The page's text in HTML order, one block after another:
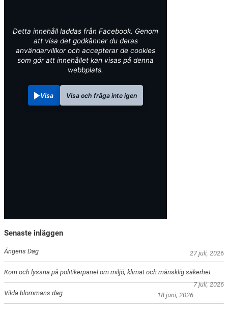
Detta innehåll laddas från Facebook. Genom
att visa det godkänner du deras
användarvillkor och accepterar de cookies
som gör att innehållet kan visas på denna
webbplats.
Visa Visa och fråga inte igen
Senaste inläggen
Ängens Dag 27 juli, 2026
Kom och lyssna på politikerpanel om miljö, klimat och mänsklig säkerhet
7 juli, 2026
Vilda blommans dag
18 juni, 2026